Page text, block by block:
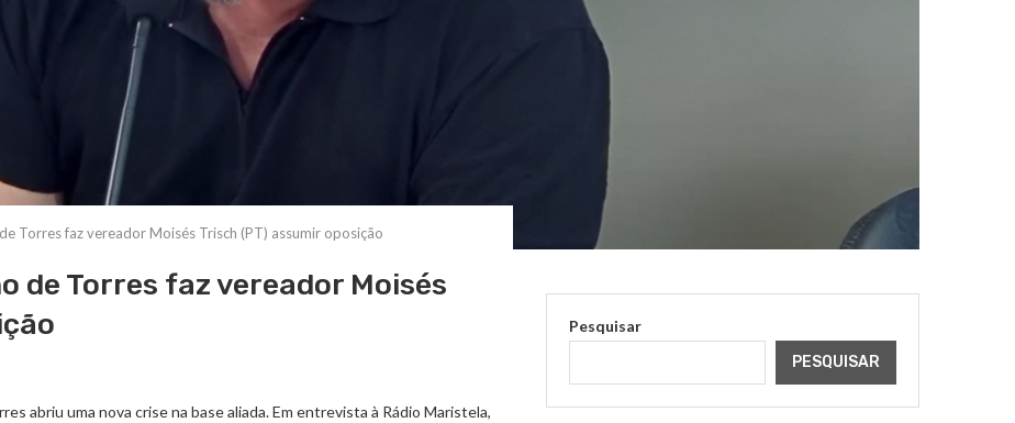
Torres faz vereador Moisés Trisch (PT) assumir oposição
de Torres faz vereador Moisés
abriu uma nova crise na base aliada. Em entrevista à Rádio Maristela,
Pesquisar
PESQUISAR